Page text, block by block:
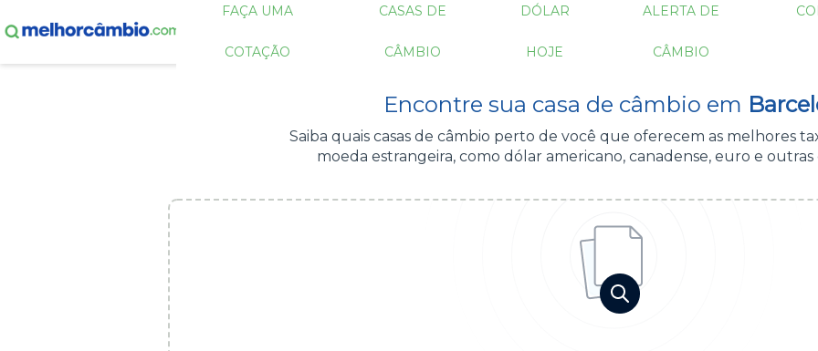
FAÇA UMA
COTAÇÃO
CASAS DE
CÂMBIO
DÓLAR
HOJE
ALERTA DE
CÂMBIO
Encontre sua casa de câmbio em
Saiba quais casas de câmbio perto de você que oferecem as melhores
moeda estrangeira, como dólar americano, canadense, euro e outras